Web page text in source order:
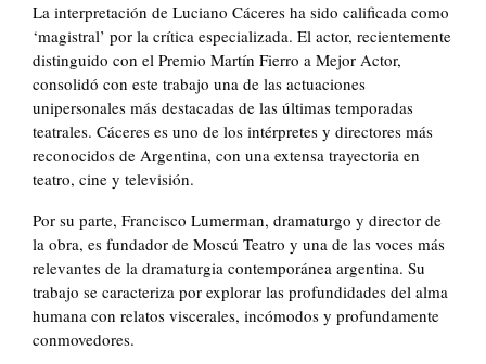
La interpretación de Luciano Cáceres ha sido calificada como
‘magistral’ por la crítica especializada. El actor, recientemente
distinguido con el Premio Martín Fierro a Mejor Actor,
consolidó con este trabajo una de las actuaciones
unipersonales más destacadas de las últimas temporadas
teatrales. Cáceres es uno de los intérpretes y directores más
reconocidos de Argentina, con una extensa trayectoria en
teatro, cine y televisión.
Por su parte, Francisco Lumerman, dramaturgo y director de
la obra, es fundador de Moscú Teatro y una de las voces más
relevantes de la dramaturgia contemporánea argentina. Su
trabajo se caracteriza por explorar las profundidades del alma
humana con relatos viscerales, incómodos y profundamente
conmovedores.